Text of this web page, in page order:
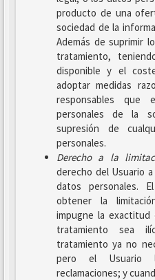
producto de una
sociedad de la
Además de suprimir
tratamiento,
disponible y el
adoptar medidas
responsables que
personales de la
supresión de
personales.
Derecho a la
derecho del Usuario
datos personales.
obtener la
impugne la
tratamiento sea
tratamiento ya no
pero el Usuario
reclamaciones; y